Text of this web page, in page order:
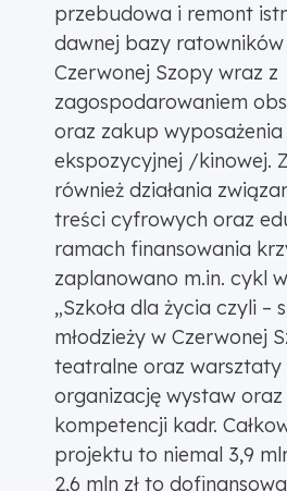
przebudowa i remont
dawnej bazy
Czerwonej Szopy wraz z
zagospodarowaniem
oraz zakup wyposażenia
ekspozycyjnej /kinowej.
również działania
treści cyfrowych oraz
ramach finansowania
zaplanowano m.in. cykl
„Szkoła dla życia czyli –
młodzieży w Czerwonej
teatralne oraz warsztaty
organizację wystaw oraz
kompetencji kadr.
projektu to niemal 3,9
2,6 mln zł to